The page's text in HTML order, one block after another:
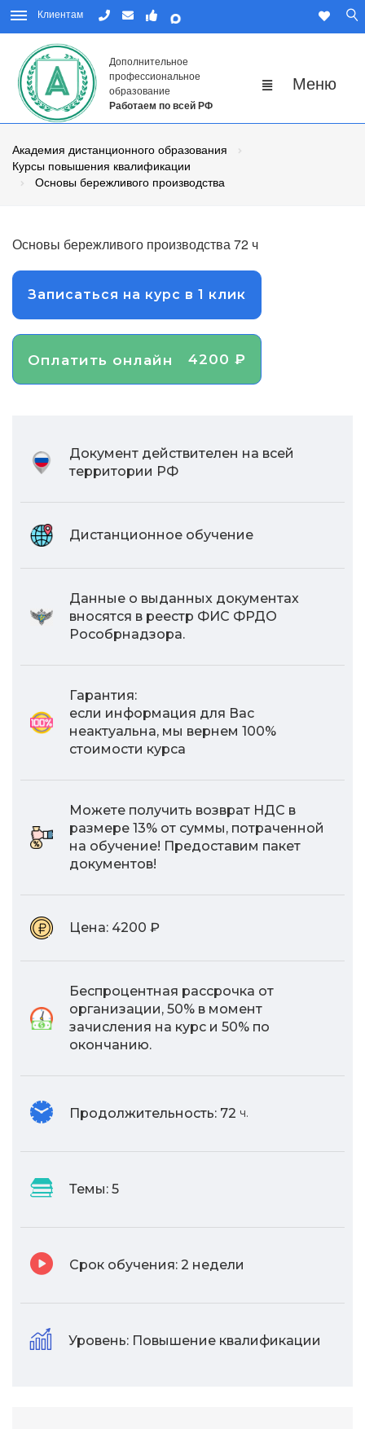
Клиентам
Дополнительное
профессиональное
образование
Работаем по всей РФ
Академия дистанционного образования
Курсы повышения квалификации
Основы бережливого производства
Основы бережливого производства 72 ч
Записаться на курс в 1 клик
Оплатить онлайн 4200 ₽
Документ действителен на всей
территории РФ
Дистанционное обучение
Данные о выданных документах
вносятся в реестр ФИС ФРДО
Рособрнадзора.
Гарантия:
если информация для Вас
неактуальна, мы вернем 100%
стоимости курса
Можете получить возврат НДС в
размере 13% от суммы, потраченной
на обучение! Предоставим пакет
документов!
Цена: 4200 ₽
Беспроцентная рассрочка от
организации, 50% в момент
зачисления на курс и 50% по
окончанию.
Продолжительность: 72 ч.
Темы: 5
Срок обучения: 2 недели
Уровень: Повышение квалификации